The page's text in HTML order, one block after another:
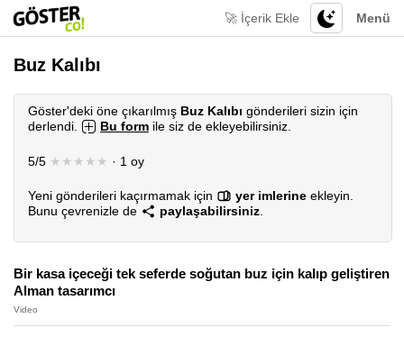
Menü
🚀 İçerik Ekle
Buz Kalıbı
Göster'deki öne çıkarılmış Buz Kalıbı gönderileri sizin için
derlendi.
Bu form ile siz de ekleyebilirsiniz.
5/5 ★★★★★ · 1 oy
Yeni gönderileri kaçırmamak için yer imlerine ekleyin.
Bunu çevrenizle de
paylaşabilirsiniz
Bir kasa içeceği tek seferde soğutan buz için kalıp geliştiren
Alman tasarımcı
Video